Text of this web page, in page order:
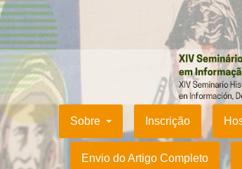
Sobre Inscrição
Envio do Artigo Completo